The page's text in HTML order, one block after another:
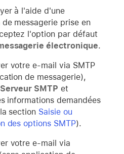
à l'aide d'une
messagerie prise en
l'option par défaut
électronique.
votre e-mail via SMTP
de messagerie),
Serveur SMTP et
informations demandées
section Saisie ou
des options SMTP).
votre e-mail via